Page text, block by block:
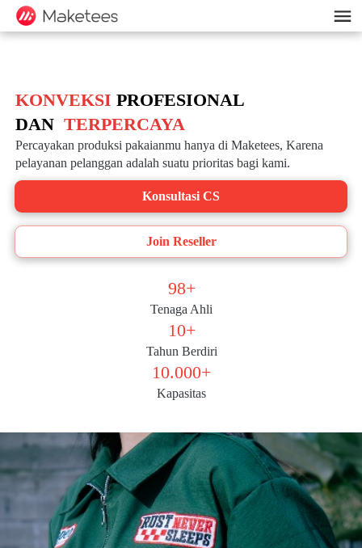
KONVEKSI PROFESIONAL
DAN TERPERCAYA
Percayakan produksi pakaianmu hanya di Maketees, Karena
pelayanan pelanggan adalah suatu prioritas bagi kami.
`
Konsultasi CS
`Join Reseller
98+
Tenaga Ahli
10+
Tahun Berdiri
10.000+
Kapasitas